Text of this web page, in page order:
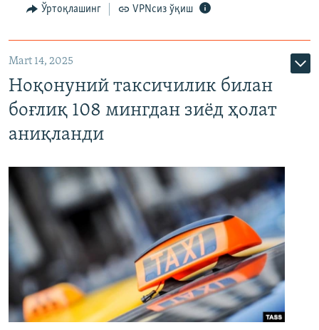
Ўртоқлашинг VPNсиз ўқиш
Mart 14, 2025
Ноқонуний таксичилик билан
боғлиқ 108 мингдан зиёд ҳолат
аниқланди